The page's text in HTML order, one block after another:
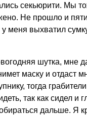
секьюрити. Мы
Не прошло и
меня выхватил
шутка, мне
маску и отдаст
тогда
так как сидел и
дальше. Я